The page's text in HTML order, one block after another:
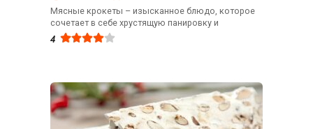
Мясные крокеты – изысканное блюдо, которое
сочетает в себе хрустящую панировку и
4